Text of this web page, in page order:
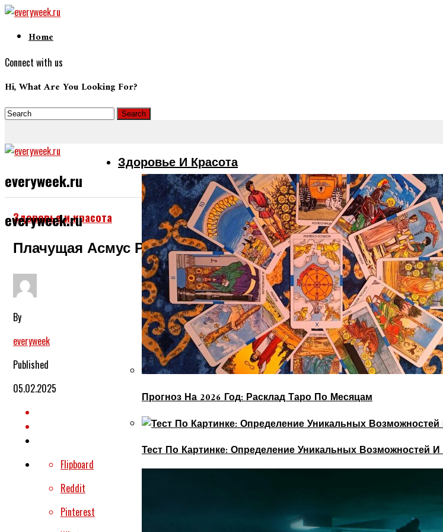
Home
Connect with us
Hi, What Are You Looking For?
everyweek.ru
everyweek.ru
Здоровье И Красота
Прогноз На 2026 Год: Расклад Таро По Месяцам
Тест По Картинке: Определение Уникальных Возможностей
Здоровье и красота
Плачущая Асмус Рассказала, Что Харламову Неприятна
By
everyweek
Published
05.02.2025
Flipboard
Reddit
Pinterest